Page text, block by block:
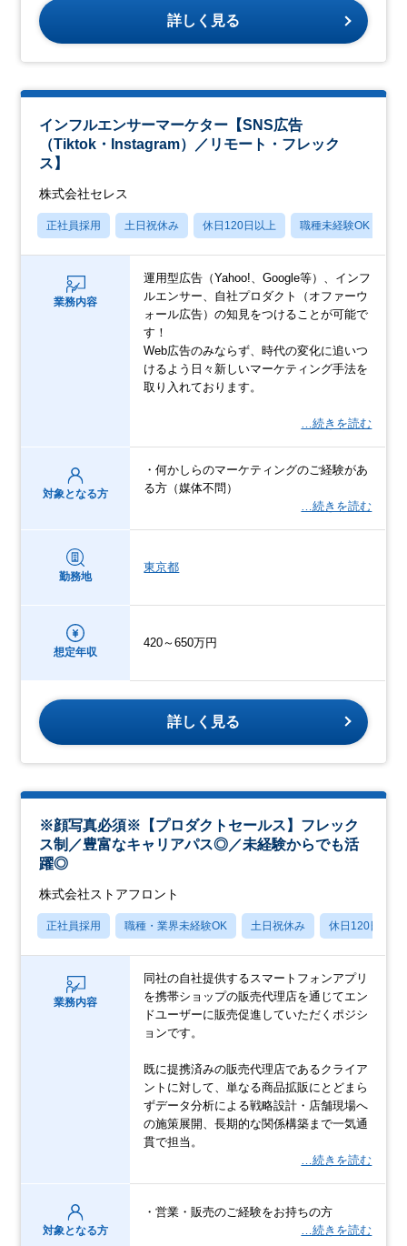
詳しく見る
インフルエンサーマーケター【SNS広告
（Tiktok・Instagram）／リモート・フレック
ス】
株式会社セレス
正社員採用 土日祝休み 休日120日以上 職種未経験OK
業務内容
運用型広告（Yahoo!、Google等）、インフ
ルエンサー、自社プロダクト（オファーウ
ォール広告）の知見をつけることが可能で
す！
Web広告のみならず、時代の変化に追いつ
けるよう日々新しいマーケティング手法を
取り入れております。
…続きを読む
対象となる方
・何かしらのマーケティングのご経験があ
る方（媒体不問）
…続きを読む
勤務地
東京都
想定年収
420～650万円
詳しく見る
※顔写真必須※【プロダクトセールス】フレック
ス制／豊富なキャリアパス◎／未経験からでも活
躍◎
株式会社ストアフロント
正社員採用 職種・業界未経験OK 土日祝休み 休日120日以上
業務内容
同社の自社提供するスマートフォンアプリ
を携帯ショップの販売代理店を通じてエン
ドユーザーに販売促進していただくポジシ
ョンです。
既に提携済みの販売代理店であるクライア
ントに対して、単なる商品拡販にとどまら
ずデータ分析による戦略設計・店舗現場へ
の施策展開、長期的な関係構築まで一気通
貫で担当。
…続きを読む
対象となる方
・営業・販売のご経験をお持ちの方
…続きを読む